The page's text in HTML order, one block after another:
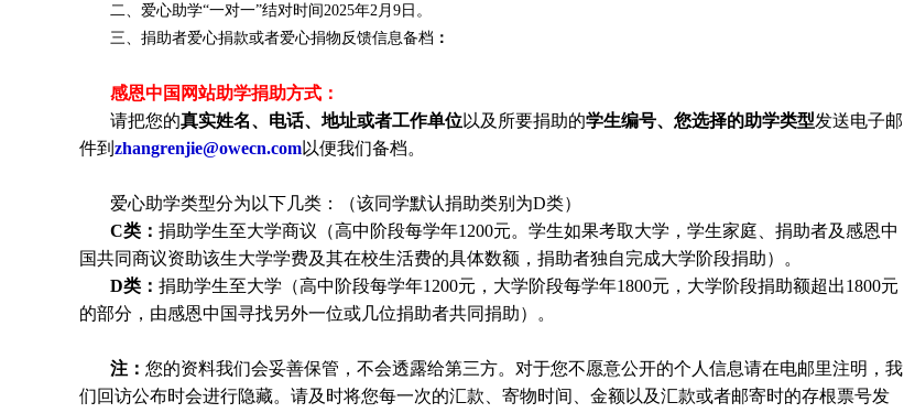
二、爱心助学“一对一”结对时间2025年2月9日 。
三、捐助者爱心捐款或者爱心捐物反馈信息备档 ：
感恩中国网站助学捐助方式：
请把您的真实姓名、电话、地址或者工作单位以及所要捐助的学生编号、您选择的助学类型发送电子邮
件到 zhangrenjie@owecn.com以便我们备档。
爱心助学类型分为以下几类：（该同学默认捐助类别为D类）
C类： 捐助学生至大学商议（高中阶段每学年1200元。 学生如果考取大学， 学生家庭、捐助者及感恩中
国共同商议资助该生大学学费及其在校生活费的具体数额，捐助者独自完成大学阶段捐助）。
D类： 捐助学生至大学（高中阶段每学年1200元，大学阶段每学年1800元，大学阶段捐助额超出1800元
的部分，由感恩中国寻找另外一位或几位捐助者共同捐助）。
注： 您的资料我们会妥善保管，不会透露给第三方。对于您不愿意公开的个人信息请在电邮里注明，我
们回访公布时会进行隐藏。请及时将您每一次的汇款、寄物时间、金额以及汇款或者邮寄时的存根票号发